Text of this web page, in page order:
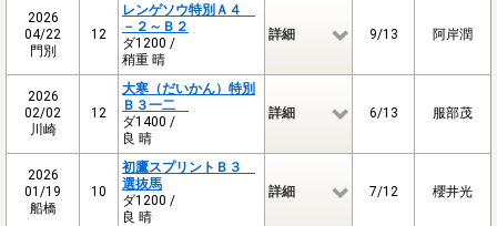
2026
04/22
門別
12
レンゲソウ特別Ａ４
－２～Ｂ２
ダ1200 /
稍重 晴
詳細 9/13 阿岸潤
2026
02/02
川崎
12
大寒（だいかん）特別
Ｂ３一二
ダ1400 /
良 晴
詳細 6/13 服部茂
2026
01/19
船橋
10
初鷹スプリントＢ３
選抜馬
ダ1200 /
良 晴
詳細 7/12 櫻井光